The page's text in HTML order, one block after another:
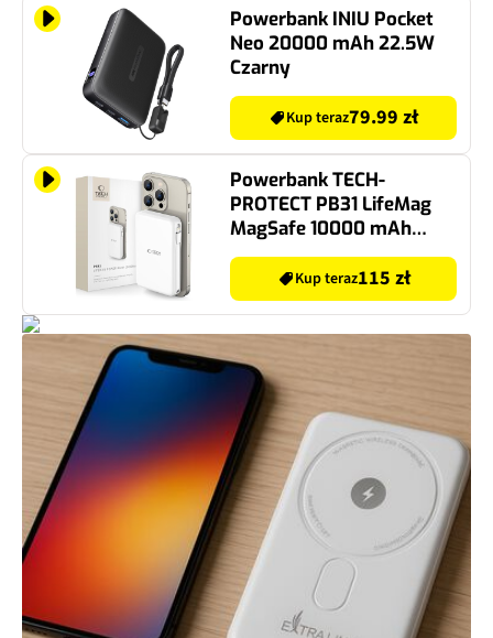
Powerbank INIU Pocket
Neo 20000 mAh 22.5W
Czarny
Kup teraz79.99 zł
Powerbank TECH-
PROTECT PB31 LifeMag
MagSafe 10000 mAh
Biały
Kup teraz115 zł